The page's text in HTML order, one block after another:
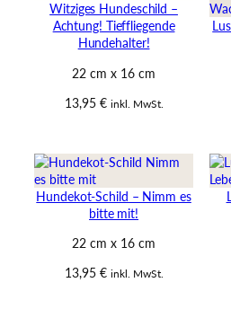
Witziges Hundeschild –
Achtung! Tieffliegende
Hundehalter!
22 cm x 16 cm
13,95 € inkl. MwSt.
Hundekot-Schild – Nimm es
bitte mit!
22 cm x 16 cm
13,95 € inkl. MwSt.